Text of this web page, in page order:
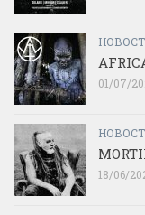
01/07/
18/06/